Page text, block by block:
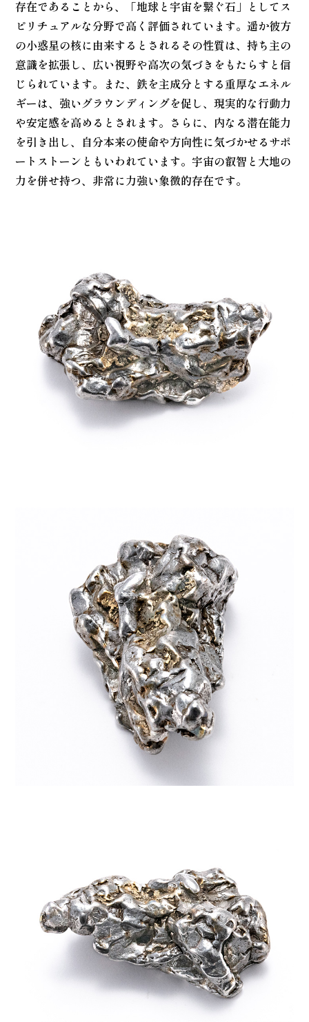
存在であることから、「地球と宇宙を繋ぐ石」としてス
ピリチュアルな分野で高く評価されています。遥か彼方
の小惑星の核に由来するとされるその性質は、持ち主の
意識を拡張し、広い視野や高次の気づきをもたらすと信
じられています。また、鉄を主成分とする重厚なエネル
ギーは、強いグラウンディングを促し、現実的な行動力
や安定感を高めるとされます。さらに、内なる潜在能力
を引き出し、自分本来の使命や方向性に気づかせるサポ
ートストーンともいわれています。宇宙の叡智と大地の
力を併せ持つ、非常に力強い象徴的存在です。